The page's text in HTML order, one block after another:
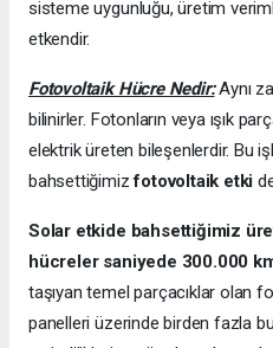
sisteme uygunluğu, üretim
etkendir.
Fotovoltaik Hücre Nedir:Aynı
bilinirler. Fotonların veya ışık
elektrik üreten bileşenlerdir. Bu
bahsettiğimizfotovoltaik etki
Solar etkide bahsettiğimiz
hücreler saniyede 300.000
taşıyan temel parçacıklar olan
panelleri üzerinde birden fazla